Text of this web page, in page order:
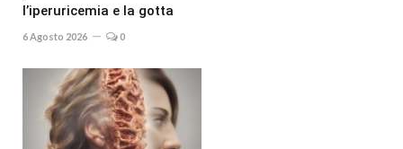
l’iperuricemia e la gotta
6 Agosto 2026 0